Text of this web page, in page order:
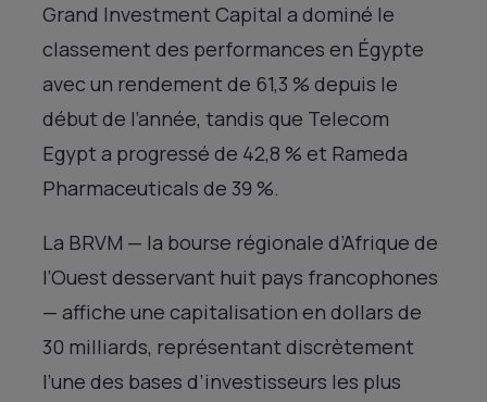
Grand Investment Capital a dominé le
classement des performances en Égypte
avec un rendement de 61,3 % depuis le
début de l’année, tandis que Telecom
Egypt a progressé de 42,8 % et Rameda
Pharmaceuticals de 39 %.
La BRVM — la bourse régionale d’Afrique de
l’Ouest desservant huit pays francophones
— affiche une capitalisation en dollars de
30 milliards, représentant discrètement
l’une des bases d’investisseurs les plus